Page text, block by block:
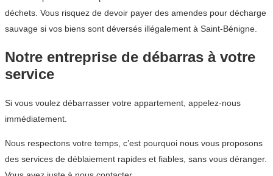
déchets. Vous risquez de devoir payer des amendes pour décharge
sauvage si vos biens sont déversés illégalement à Saint-Bénigne.
Notre entreprise de débarras à votre
service
Si vous voulez débarrasser votre appartement, appelez-nous
immédiatement.
Nous respectons votre temps, c’est pourquoi nous vous proposons
des services de déblaiement rapides et fiables, sans vous déranger.